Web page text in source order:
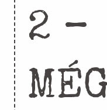
2 –